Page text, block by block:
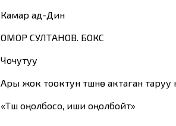
Камар ад-Дин
ОМОР СУЛТАНОВ. БОКС
Чочутуу
Ары жок тооктун түшүнө актаган
«Түшү оңолбосо, иши оңолбойт»